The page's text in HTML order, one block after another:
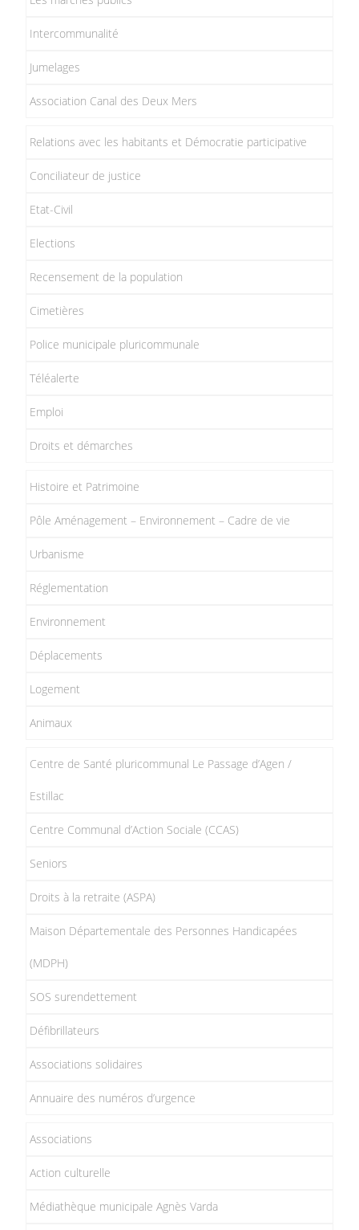
Intercommunalité
Jumelages
Association Canal des Deux Mers
Relations avec les habitants et Démocratie participative
Conciliateur de justice
Etat-Civil
Elections
Recensement de la population
Cimetières
Police municipale pluricommunale
Téléalerte
Emploi
Droits et démarches
Histoire et Patrimoine
Pôle Aménagement – Environnement – Cadre de vie
Urbanisme
Réglementation
Environnement
Déplacements
Logement
Animaux
Centre de Santé pluricommunal Le Passage d’Agen /
Estillac
Centre Communal d’Action Sociale (CCAS)
Seniors
Droits à la retraite (ASPA)
Maison Départementale des Personnes Handicapées
(MDPH)
SOS surendettement
Défibrillateurs
Associations solidaires
Annuaire des numéros d’urgence
Associations
Action culturelle
Médiathèque municipale Agnès Varda